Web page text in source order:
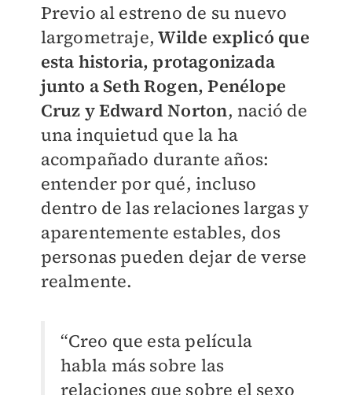
Previo al estreno de su nuevo
largometraje, Wilde explicó que
esta historia, protagonizada
junto a Seth Rogen, Penélope
Cruz y Edward Norton, nació de
una inquietud que la ha
acompañado durante años:
entender por qué, incluso
dentro de las relaciones largas y
aparentemente estables, dos
personas pueden dejar de verse
realmente.
“Creo que esta película
habla más sobre las
relaciones que sobre el sexo